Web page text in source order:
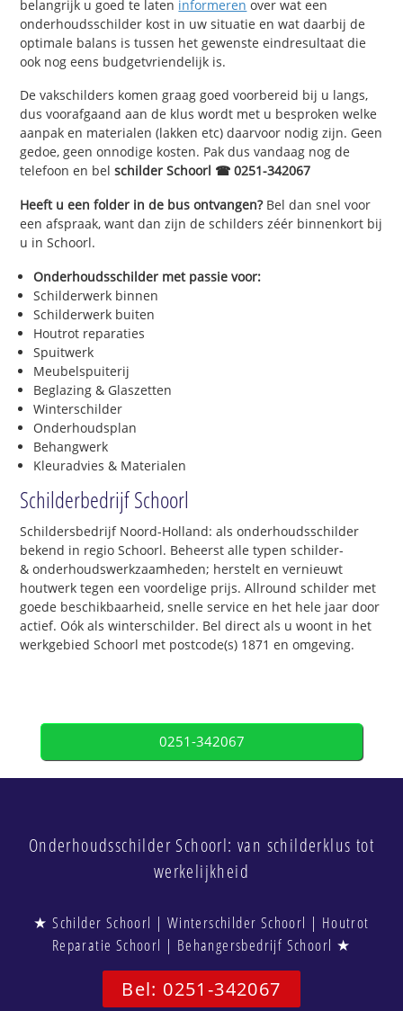
belangrijk u goed te laten informeren over wat een
onderhoudsschilder kost in uw situatie en wat daarbij de
optimale balans is tussen het gewenste eindresultaat die
ook nog eens budgetvriendelijk is.
De vakschilders komen graag goed voorbereid bij u langs,
dus voorafgaand aan de klus wordt met u besproken welke
aanpak en materialen (lakken etc) daarvoor nodig zijn. Geen
gedoe, geen onnodige kosten. Pak dus vandaag nog de
telefoon en belschilder Schoorl ☎ 0251-342067
Heeft u een folder in de bus ontvangen?Bel dan snel voor
een afspraak, want dan zijn de schilders zéér binnenkort bij
u in Schoorl.
Onderhoudsschilder met passie voor:
Schilderwerk binnen
Schilderwerk buiten
Houtrot reparaties
Spuitwerk
Meubelspuiterij
Beglazing & Glaszetten
Winterschilder
Onderhoudsplan
Behangwerk
Kleuradvies & Materialen
Schilderbedrijf Schoorl
Schildersbedrijf Noord-Holland: als onderhoudsschilder
bekend in regio Schoorl. Beheerst alle typen schilder-
& onderhoudswerkzaamheden; herstelt en vernieuwt
houtwerk tegen een voordelige prijs. Allround schilder met
goede beschikbaarheid, snelle service en het hele jaar door
actief. Oók als winterschilder. Bel direct als u woont in het
werkgebied Schoorl met postcode(s) 1871 en omgeving.
0251-342067
Onderhoudsschilder Schoorl: van schilderklus tot
werkelijkheid
★ Schilder Schoorl | Winterschilder Schoorl | Houtrot
Reparatie Schoorl | Behangersbedrijf Schoorl ★
Bel: 0251-342067